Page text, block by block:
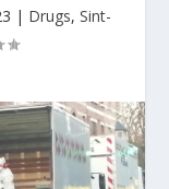
| Drugs, Sint-